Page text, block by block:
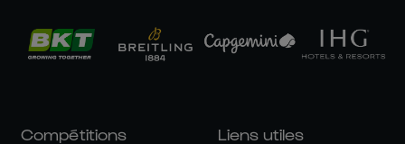
Compétitions Liens utiles